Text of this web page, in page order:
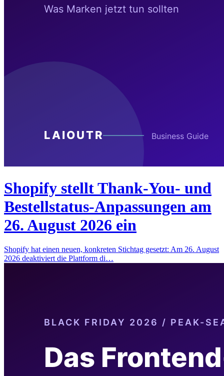
Shopify stellt Thank-You- und
Bestellstatus-Anpassungen am
26. August 2026 ein
Shopify hat einen neuen, konkreten Stichtag gesetzt: Am 26. August
2026 deaktiviert die Plattform di…